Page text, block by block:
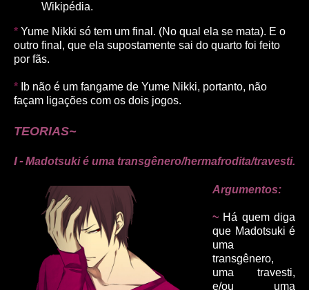
Wikipédia.
* Yume Nikki só tem um final. (No qual ela se mata). E o
outro final, que ela supostamente sai do quarto foi feito
por fãs.
* Ib não é um fangame de Yume Nikki, portanto, não
façam ligações com os dois jogos.
TEORIAS~
I-Madotsuki é uma transgênero/hermafrodita/travesti.
Argumentos:
~ Há quem diga
que Madotsuki é
uma
transgênero,
uma travesti,
e/ou uma